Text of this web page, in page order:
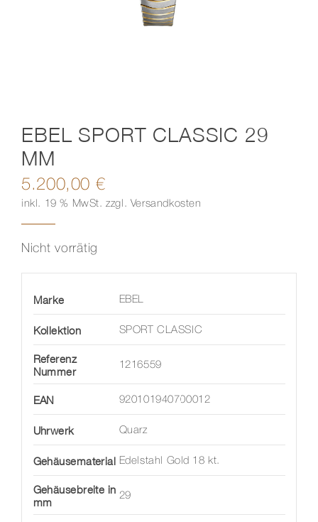
EBEL SPORT CLASSIC 29
MM
5.200,00 €
inkl. 19 % MwSt. zzgl. Versandkosten
Nicht vorrätig
Marke EBEL
Kollektion SPORT CLASSIC
Referenz
Nummer
1216559
EAN 920101940700012
Uhrwerk Quarz
Gehäusematerial Edelstahl Gold 18 kt.
Gehäusebreite in
mm
29